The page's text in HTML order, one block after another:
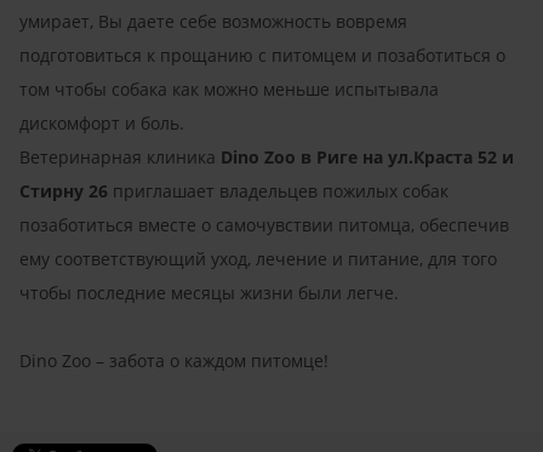
умирает, Вы даете себе возможность вовремя
подготовиться к прощанию с питомцем и позаботиться о
том чтобы собака как можно меньше испытывала
дискомфорт и боль.
Ветеринарная клиника Dino Zoo в Риге на ул.Краста 52 и
Стирну 26 приглашает владельцев пожилых собак
позаботиться вместе о самочувствии питомца, обеспечив
ему соответствующий уход, лечение и питание, для того
чтобы последние месяцы жизни были легче.
Dino Zoo – забота о каждом питомце!